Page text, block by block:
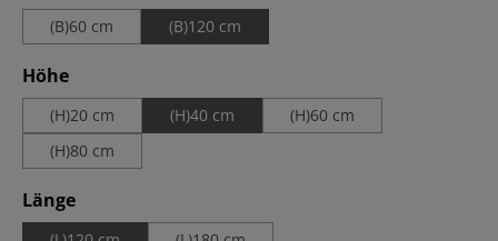
(B)60 cm (B)120 cm
Höheauswählen
(H)20 cm (H)40 cm
(H)60 cm
(H)80 cm
Längeauswählen